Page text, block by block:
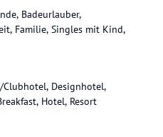
Badeurlauber,
Familie, Singles mit Kind,
Designhotel,
Hotel, Resort